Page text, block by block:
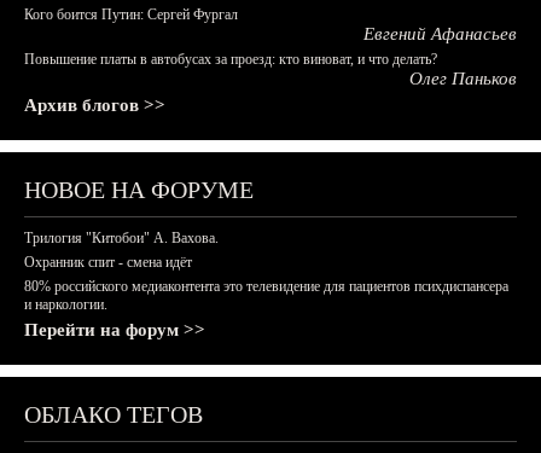
Кого боится Путин: Сергей Фургал
Евгений Афанасьев
Повышение платы в автобусах за проезд: кто виноват, и что делать?
Олег Паньков
Архив блогов >>
НОВОЕ НА ФОРУМЕ
Трилогия "Китобои" А. Вахова.
Охранник спит - смена идёт
80% российского медиаконтента это телевидение для пациентов психдиспансера
и наркологии.
Перейти на форум >>
ОБЛАКО ТЕГОВ